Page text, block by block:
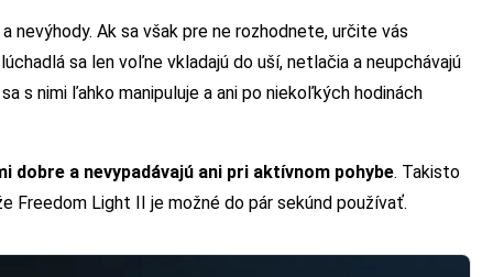
Ak sa však pre ne rozhodnete, určite vás
sa len voľne vkladajú do uší, netlačia a neupchávajú
s nimi ľahko manipuluje a ani po niekoľkých hodinách
dobre a nevypadávajú ani pri aktívnom pohybe. Takisto
Freedom Light II je možné do pár sekúnd používať.